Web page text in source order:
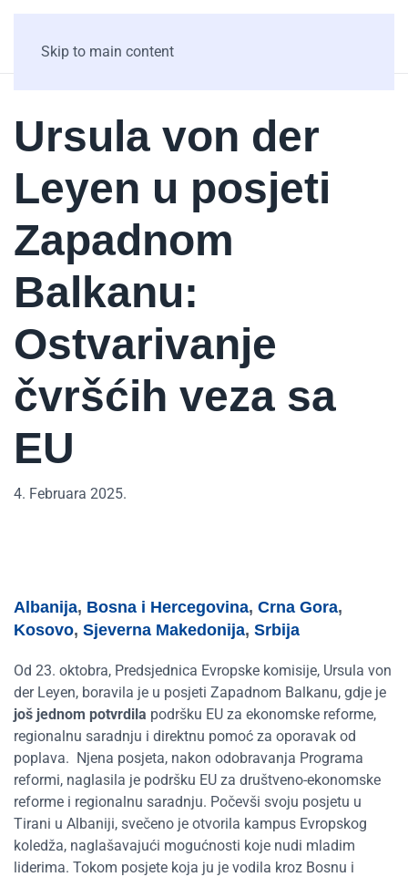
Skip to main content
Ursula von der
Leyen u posjeti
Zapadnom
Balkanu:
Ostvarivanje
čvršćih veza sa
EU
4. Februara 2025.
Albanija, Bosna i Hercegovina, Crna Gora,
Kosovo, Sjeverna Makedonija, Srbija
Od 23. oktobra, Predsjednica Evropske komisije, Ursula von
der Leyen, boravila je u posjeti Zapadnom Balkanu, gdje je
još jednom potvrdila podršku EU za ekonomske reforme,
regionalnu saradnju i direktnu pomoć za oporavak od
poplava. Njena posjeta, nakon odobravanja Programa
reformi, naglasila je podršku EU za društveno-ekonomske
reforme i regionalnu saradnju. Počevši svoju posjetu u
Tirani u Albaniji, svečeno je otvorila kampus Evropskog
koledža, naglašavajući mogućnosti koje nudi mladim
liderima. Tokom posjete koja ju je vodila kroz Bosnu i